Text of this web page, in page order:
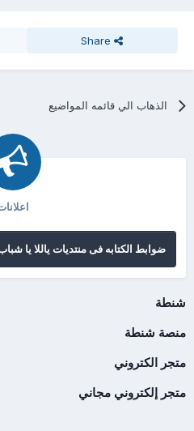
Share
الذهاب الي قائمه المواضيع
اعلانات
ضوابط الكتابه فى منتديات ياللا يا شباب
شنطة
منصة شنطة
متجر الكتروني
متجر إلكتروني مجاني